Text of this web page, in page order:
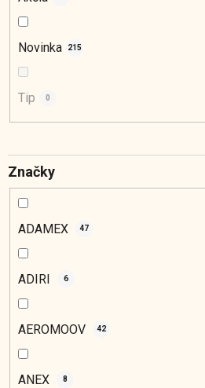
Novinka 215
Tip 0
Značky
ADAMEX 47
ADIRI 6
AEROMOOV 42
ANEX 8